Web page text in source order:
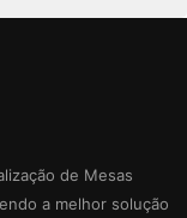
de Mesas
a melhor solução